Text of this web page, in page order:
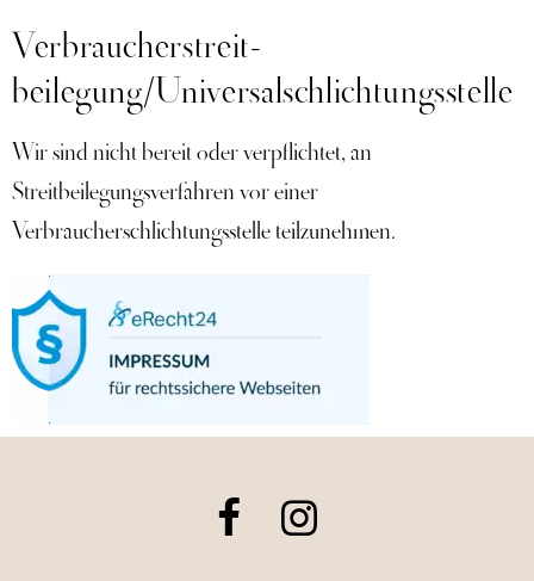
Verbraucher­streit­
beilegung/Universal­schlichtungs­stelle
Wir sind nicht bereit oder verpflichtet, an
Streitbeilegungsverfahren vor einer
Verbraucherschlichtungsstelle teilzunehmen.